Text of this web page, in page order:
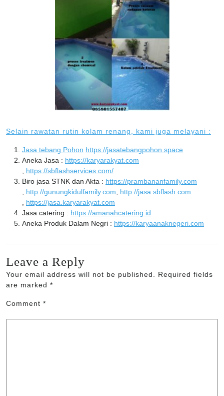
Selain rawatan rutin kolam renang, kami juga melayani :
Jasa tebang Pohon https://jasatebangpohon.space
Aneka Jasa : https://karyarakyat.com
https://sbflashservices.com/
Biro jasa STNK dan Akta : https://prambananfamily.com
http://gunungkidulfamily.com
http://jasa.sbflash.com
https://jasa.karyarakyat.com
Jasa catering : https://amanahcatering.id
Aneka Produk Dalam Negri : https://karyaanaknegeri.com
Leave a Reply
Your email address will not be published.
Required fields
are marked *
Comment *